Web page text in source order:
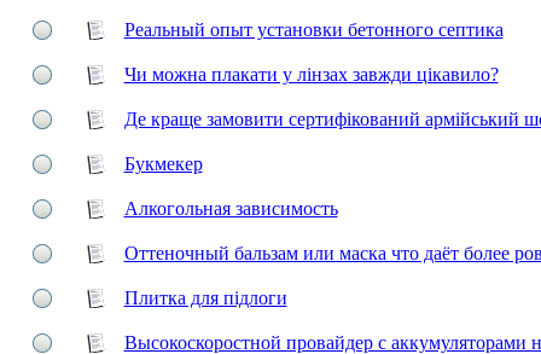
Реальный опыт установки бетонного септика
Чи можна плакати у лінзах завжди цікавило?
Де краще замовити сертифікований армійський
Букмекер
Алкогольная зависимость
Оттеночный бальзам или маска что даёт более
Плитка для підлоги
Высокоскоростной провайдер с аккумуляторами